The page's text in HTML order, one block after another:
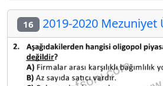
16 2019-2020 Mezuniyet